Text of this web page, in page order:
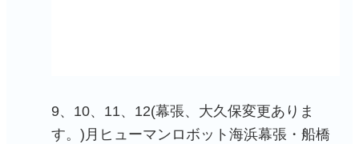
9、10、11、12(幕張、大久保変更ありま
す。)月ヒューマンロボット海浜幕張・船橋